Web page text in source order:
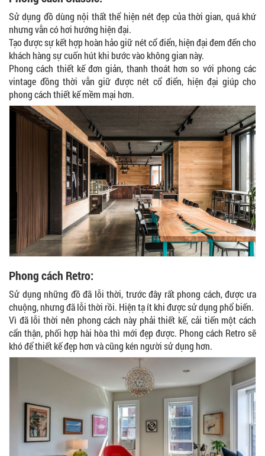
Sử dụng đồ dùng nội thất thể hiện nét đẹp của thời gian, quá khứ
nhưng vẫn có hơi hướng hiện đại.
Tạo được sự kết hợp hoàn hảo giữ nét cổ điển, hiện đại đem đến cho
khách hàng sự cuốn hút khi bước vào không gian này.
Phong cách thiết kế đơn giản, thanh thoát hơn so với phong các
vintage đồng thời vẫn giữ được nét cổ điển, hiện đại giúp cho
phong cách thiết kế mềm mại hơn.
Phong cách Retro:
Sử dụng những đồ đã lỗi thời, trước đây rất phong cách, được ưa
chuộng, nhưng đã lỗi thời rồi. Hiện tạ ít khi được sử dụng phổ biến.
Vì đã lỗi thời nên phong cách này phải thiết kế, cải tiến một cách
cẩn thận, phối hợp hài hòa thì mới đẹp được. Phong cách Retro sẽ
khó để thiết kế đẹp hơn và cũng kén người sử dụng hơn.